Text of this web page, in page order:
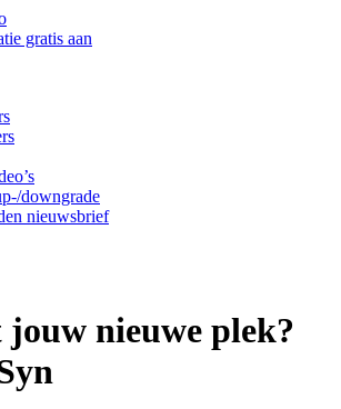
gratis aan
downgrade
nieuwsbrief
nieuwe plek?